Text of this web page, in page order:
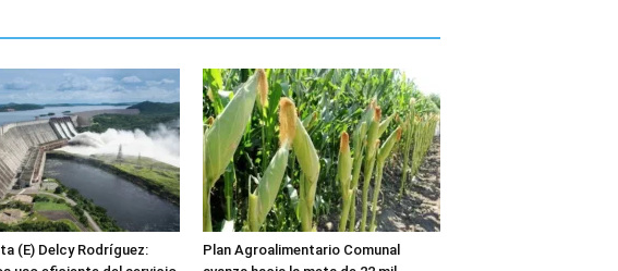
(E) Delcy Rodríguez:
Plan Agroalimentario Comunal